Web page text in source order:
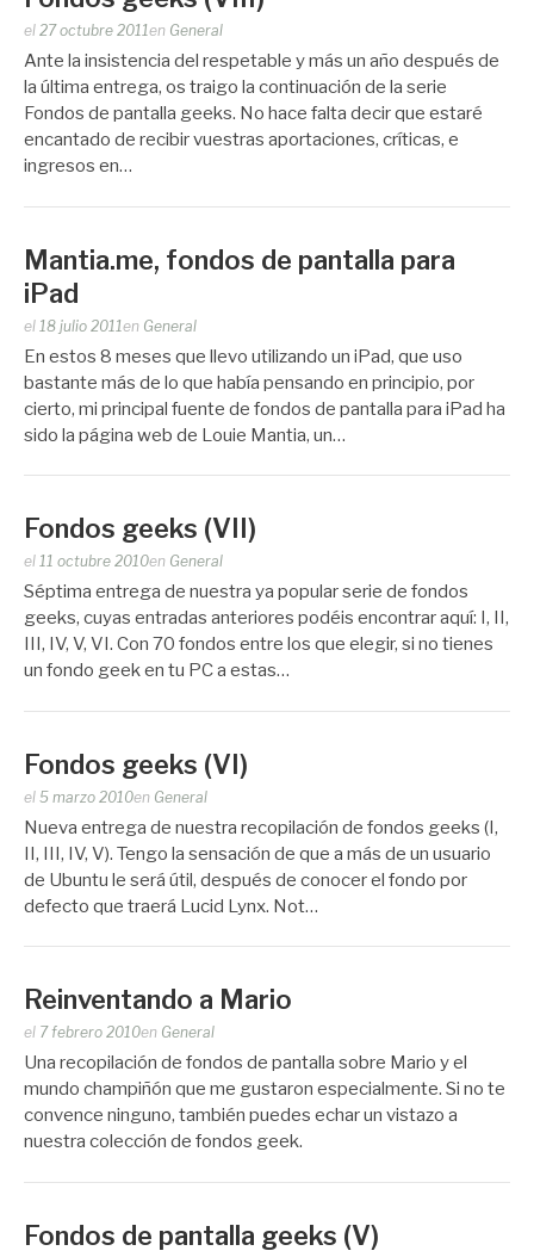
Publicado
por
el 27 octubre 2011en General
Ante la insistencia del respetable y más un año después de
la última entrega, os traigo la continuación de la serie
Fondos de pantalla geeks. No hace falta decir que estaré
encantado de recibir vuestras aportaciones, críticas, e
ingresos en…
Mantia.me, fondos de pantalla para
iPad
Publicado
por
Zootropo
el 18 julio 2011en General
En estos 8 meses que llevo utilizando un iPad, que uso
bastante más de lo que había pensando en principio, por
cierto, mi principal fuente de fondos de pantalla para iPad ha
sido la página web de Louie Mantia, un…
Fondos geeks (VII)
Publicado
por
Zootropo
el 11 octubre 2010en General
Séptima entrega de nuestra ya popular serie de fondos
geeks, cuyas entradas anteriores podéis encontrar aquí: I, II,
III, IV, V, VI. Con 70 fondos entre los que elegir, si no tienes
un fondo geek en tu PC a estas…
Fondos geeks (VI)
Publicado
por
Zootropo
el 5 marzo 2010en General
Nueva entrega de nuestra recopilación de fondos geeks (I,
II, III, IV, V). Tengo la sensación de que a más de un usuario
de Ubuntu le será útil, después de conocer el fondo por
defecto que traerá Lucid Lynx. Not…
Reinventando a Mario
Publicado
por
el 7 febrero 2010en General
Una recopilación de fondos de pantalla sobre Mario y el
mundo champiñón que me gustaron especialmente. Si no te
convence ninguno, también puedes echar un vistazo a
nuestra colección de fondos geek.
Fondos de pantalla geeks (V)